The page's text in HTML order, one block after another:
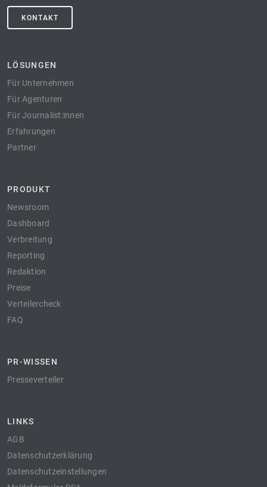
KONTAKT
LÖSUNGEN
Für Unternehmen
Für Agenturen
Für Journalist:innen
Erfahrungen
Partner
PRODUKT
Newsroom
Dashboard
Verbreitung
Reporting
Redaktion
Preise
Verteilercheck
FAQ
PR-WISSEN
Presseverteiler
LINKS
AGB
Datenschutzerklärung
Datenschutzeinstellungen